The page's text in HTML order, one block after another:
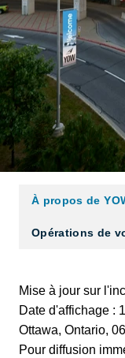
À propos de
Opérations de
Mise à jour sur
Date d'affichage :
Ottawa, Ontario,
Pour diffusion